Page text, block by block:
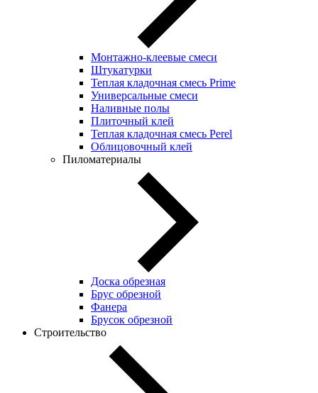
Монтажно-клеевые смеси
Штукатурки
Теплая кладочная смесь Prime
Универсальные смеси
Наливные полы
Плиточный клей
Теплая кладочная смесь Perel
Облицовочный клей
Пиломатериалы
Доска обрезная
Брус обрезной
Фанера
Брусок обрезной
Строительство